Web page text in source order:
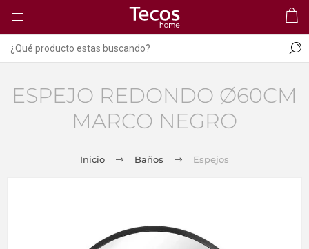
ESPEJO REDONDO Ø60CM
MARCO NEGRO
Inicio Baños Espejos